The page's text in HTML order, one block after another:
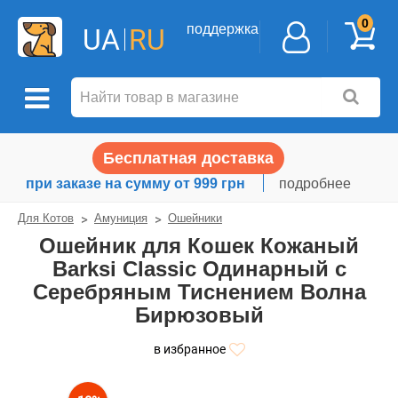
UA RU поддержка 0
Бесплатная доставка
при заказе на сумму от 999 грн подробнее
Для Котов Амуниция Ошейники
Ошейник для Кошек Кожаный
Barksi Classic Одинарный с
Серебряным Тиснением Волна
Бирюзовый
в избранное